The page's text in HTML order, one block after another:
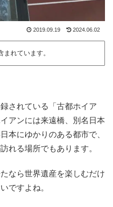
2019.09.19 2024.06.02
れています。
されている「古都ホイア
アンには来遠橋、別名日本
本にゆかりのある都市で、
れる場所でもあります。
なら世界遺産を楽しむだけ
ですよね。